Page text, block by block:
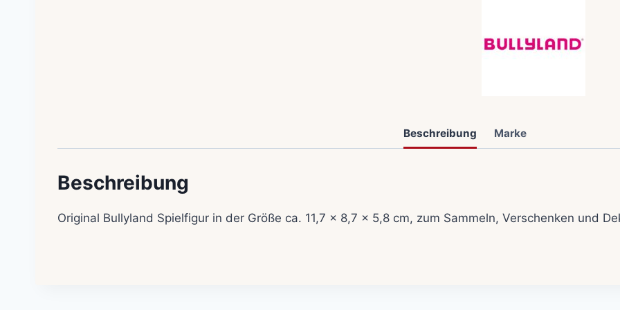
Beschreibung Marke
Beschreibung
Original Bullyland Spielfigur in der Größe ca. 11,7 x 8,7 x 5,8 cm, zum Sammeln, Verschenken und